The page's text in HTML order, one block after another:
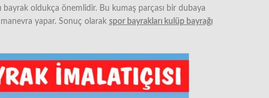
bayrak oldukça önemlidir. Bu kumaş parçası bir dubaya
yapar. Sonuç olarak spor bayrakları kulüp bayrağı